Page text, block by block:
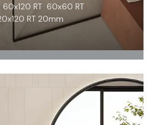
60x120 RT 60x60 RT
RT 20mm